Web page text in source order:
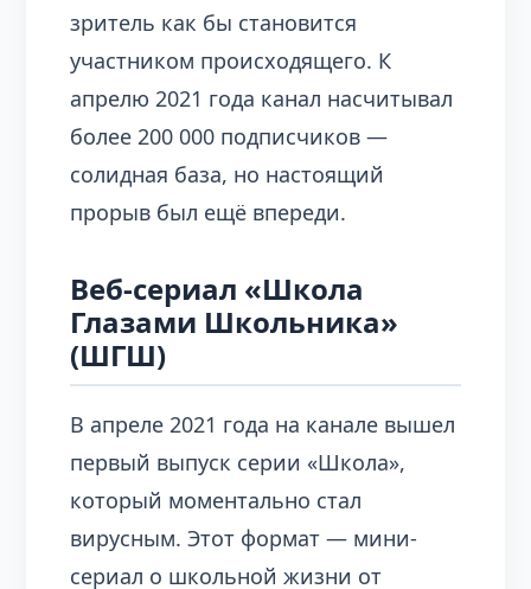
зритель как бы становится
участником происходящего. К
апрелю 2021 года канал насчитывал
более 200 000 подписчиков —
солидная база, но настоящий
прорыв был ещё впереди.
Веб-сериал «Школа
Глазами Школьника»
(ШГШ)
В апреле 2021 года на канале вышел
первый выпуск серии «Школа»,
который моментально стал
вирусным. Этот формат — мини-
сериал о школьной жизни от